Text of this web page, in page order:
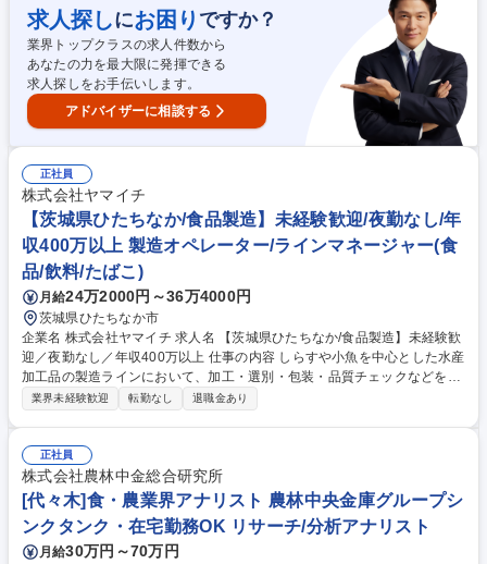
析業務（統計解析・傾向分析・要因分析）■分析結果の解釈および改善施
策の提言■レポーティングおよび意思決定支援 募集職種 【ビッグデータ分
析担当】食品流通業界に特化したコンサルティング事業
求人探しにお困り ですか？
業界トップクラスの求人件数から
あなたの力を最大限に発揮できる
求人探しをお手伝いします。
アドバイザーに相談する
正社員
株式会社ヤマイチ
【茨城県ひたちなか/食品製造】未経験歓迎/夜勤なし/年
収400万以上 製造オペレーター/ラインマネージャー(食
品/飲料/たばこ)
月給24万2000円～36万4000円
茨城県ひたちなか市
企業名 株式会社ヤマイチ 求人名 【茨城県ひたちなか/食品製造】未経験歓
迎／夜勤なし／年収400万以上 仕事の内容 しらすや小魚を中心とした水産
加工品の製造ラインにおいて、加工・選別・包装・品質チェックなどをお
任せします。資格取得費用は会社が全額負担、一生モノのスキルを実戦で
上げます。 選別・検品：最新の色彩選別機と「人の目」で、異物がないか
丁寧にチェック。 包装・箱詰め：完成した商品をパッケージングし、出荷
できる状態に整えます。 募集職種 【茨城県ひたちなか/食品製造】未経験
歓迎／夜勤なし／年収400万以上
業界未経験歓迎 転勤なし 退職金あり
正社員
株式会社農林中金総合研究所
[代々木]食・農業界アナリスト 農林中央金庫グループシ
ンクタンク・在宅勤務OK リサーチ/分析アナリスト
月給30万円～70万円